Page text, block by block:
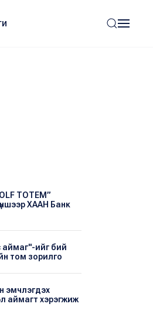
TOTEM”
ХААН Банк
аймаг"-ийг бий
том зорилго
эмчлэгдэх
аймагт хэрэгжиж